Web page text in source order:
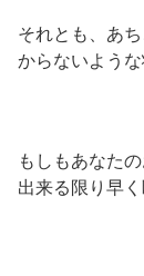
それとも、あ
からないよう
もしもあなた
出来る限り早